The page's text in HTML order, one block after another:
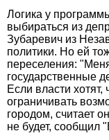
Логика у
выбираться из
Зубаревич из
политики. Но ей
переселения:
государственные
Если власти
ограничивать
городом, считает
не будет, сообщил